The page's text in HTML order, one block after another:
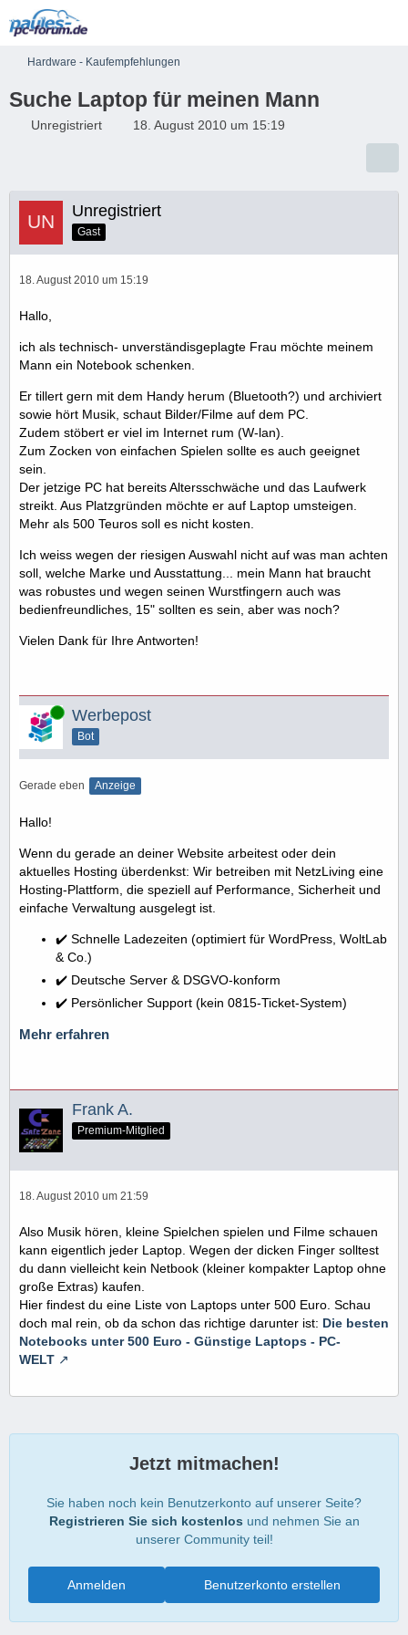
Hardware - Kaufempfehlungen
Suche Laptop für meinen Mann
Unregistriert 18. August 2010 um 15:19
Unregistriert
Gast
18. August 2010 um 15:19
Hallo,
ich als technisch- unverständisgeplagte Frau möchte meinem
Mann ein Notebook schenken.
Er tillert gern mit dem Handy herum (Bluetooth?) und archiviert
sowie hört Musik, schaut Bilder/Filme auf dem PC.
Zudem stöbert er viel im Internet rum (W-lan).
Zum Zocken von einfachen Spielen sollte es auch geeignet
sein.
Der jetzige PC hat bereits Altersschwäche und das Laufwerk
streikt. Aus Platzgründen möchte er auf Laptop umsteigen.
Mehr als 500 Teuros soll es nicht kosten.
Ich weiss wegen der riesigen Auswahl nicht auf was man achten
soll, welche Marke und Ausstattung... mein Mann hat braucht
was robustes und wegen seinen Wurstfingern auch was
bedienfreundliches, 15" sollten es sein, aber was noch?
Vielen Dank für Ihre Antworten!
Online Werbepost
Bot
Gerade eben Anzeige
Hallo!
Wenn du gerade an deiner Website arbeitest oder dein
aktuelles Hosting überdenkst: Wir betreiben mit NetzLiving eine
Hosting-Plattform, die speziell auf Performance, Sicherheit und
einfache Verwaltung ausgelegt ist.
✔️ Schnelle Ladezeiten (optimiert für WordPress, WoltLab
& Co.)
✔️ Deutsche Server & DSGVO-konform
✔️ Persönlicher Support (kein 0815-Ticket-System)
Mehr erfahren
Frank A.
Premium-Mitglied
18. August 2010 um 21:59
Also Musik hören, kleine Spielchen spielen und Filme schauen
kann eigentlich jeder Laptop. Wegen der dicken Finger solltest
du dann vielleicht kein Netbook (kleiner kompakter Laptop ohne
große Extras) kaufen.
Hier findest du eine Liste von Laptops unter 500 Euro. Schau
doch mal rein, ob da schon das richtige darunter ist: Die besten
Notebooks unter 500 Euro - Günstige Laptops - PC-
WELT
Jetzt mitmachen!
Sie haben noch kein Benutzerkonto auf unserer Seite?
Registrieren Sie sich kostenlos und nehmen Sie an
unserer Community teil!
Benutzerkonto erstellen
Anmelden